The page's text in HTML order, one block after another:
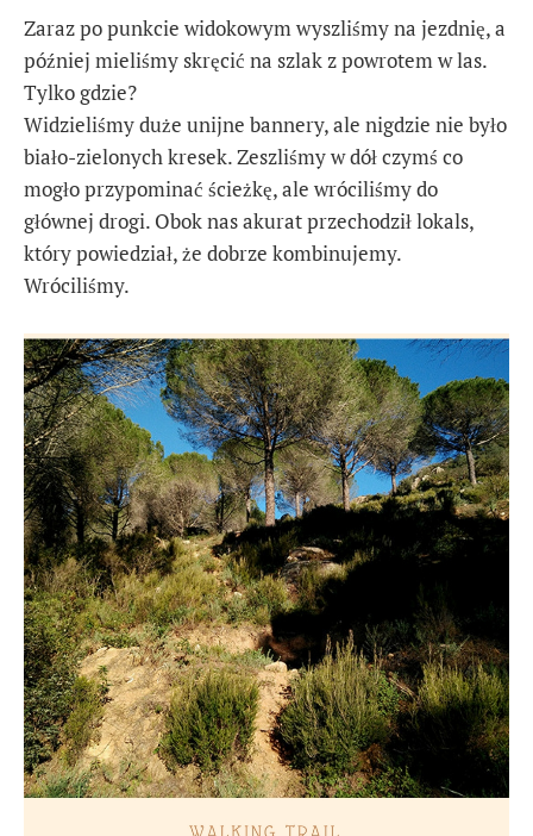
Zaraz po punkcie widokowym wyszliśmy na jezdnię, a
później mieliśmy skręcić na szlak z powrotem w las.
Tylko gdzie?
Widzieliśmy duże unijne bannery, ale nigdzie nie było
biało-zielonych kresek. Zeszliśmy w dół czymś co
mogło przypominać ścieżkę, ale wróciliśmy do
głównej drogi. Obok nas akurat przechodził lokals,
który powiedział, że dobrze kombinujemy.
Wróciliśmy.